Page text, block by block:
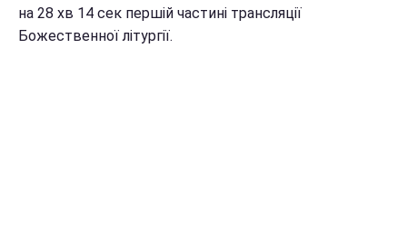
на 28 хв 14 сек першій частині трансляції
Божественної літургії.